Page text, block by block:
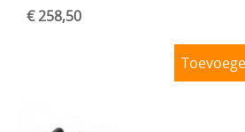
€ 258,50